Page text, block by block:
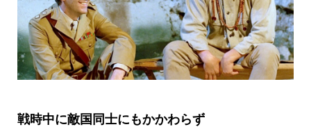
戦時中に敵国同士にもかかわらず